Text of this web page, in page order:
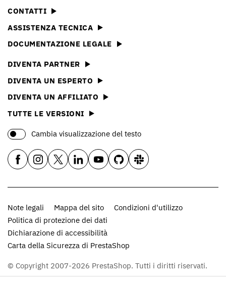
CONTATTI
ASSISTENZA TECNICA
DOCUMENTAZIONE LEGALE
DIVENTA PARTNER
DIVENTA UN ESPERTO
DIVENTA UN AFFILIATO
TUTTE LE VERSIONI
Cambia visualizzazione del testo
Note legali Mappa del sito
Condizioni d'utilizzo
Politica di protezione dei dati
Dichiarazione di accessibilità
Carta della Sicurezza di PrestaShop
© Copyright 2007-2026 PrestaShop. Tutti i diritti riservati.